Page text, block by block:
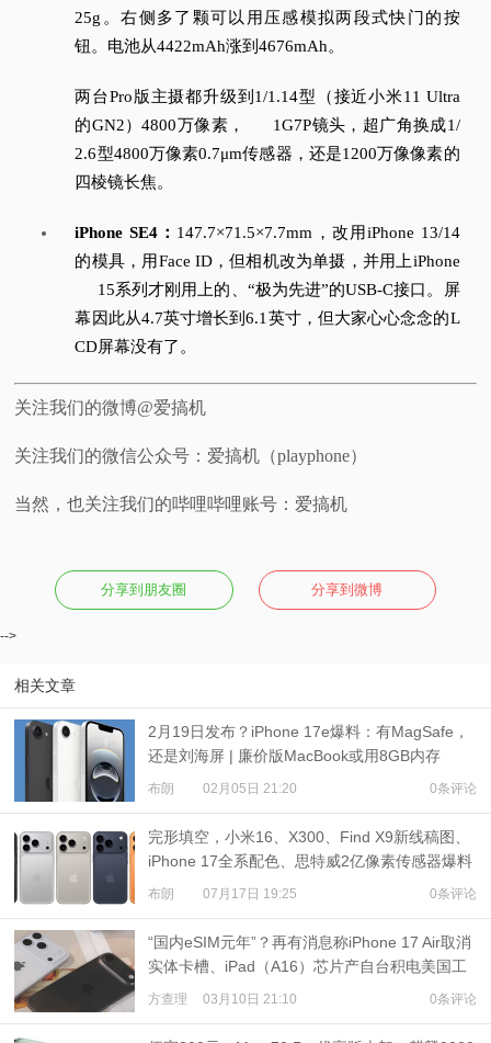
25g。右侧多了颗可以用压感模拟两段式快门的按
钮。 电池从4422mAh涨到4676mAh。
两台Pro版主摄都升级到1/1.14型（接近小米11 Ultra
的GN2）4800万像素， 1G7P镜头， 超广角换成1/
2.6型4800万像素0.7μm传感器，还是1200万像像素的
四棱镜长焦。
iPhone SE4： 147.7×71.5×7.7mm，改用iPhone 13/14
的模具，用Face ID，但相机改为单摄，并用上iPhone
15系列才刚用上的、“极为先进”的USB-C接口。 屏
幕因此从4.7英寸增长到6.1英寸，但大家心心念念的L
CD屏幕没有了。
关注我们的微博@爱搞机
关注我们的微信公众号：爱搞机（playphone）
当然，也关注我们的哔哩哔哩账号：爱搞机
分享到朋友圈 分享到微博
-->
相关文章
2月19日发布？iPhone 17e爆料：有MagSafe，
还是刘海屏 | 廉价版MacBook或用8GB内存
布朗 02月05日 21:20 0条评论
完形填空，小米16、X300、Find X9新线稿图、
iPhone 17全系配色、思特威2亿像素传感器爆料
布朗 07月17日 19:25 0条评论
“国内eSIM元年”？再有消息称iPhone 17 Air取消
实体卡槽、iPad（A16）芯片产自台积电美国工
厂
方查理 03月10日 21:10 0条评论